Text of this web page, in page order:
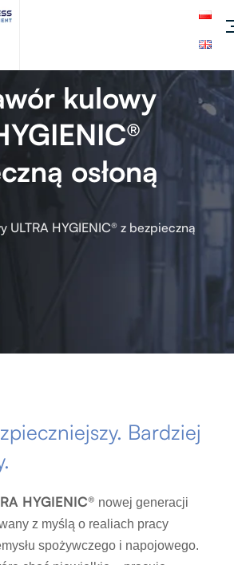
kulowy
osłoną
ULTRA HYGIENIC® z bezpieczną
Bardziej
HYGIENIC® nowej generacji
z myślą o realiach pracy
spożywczego i napojowego.